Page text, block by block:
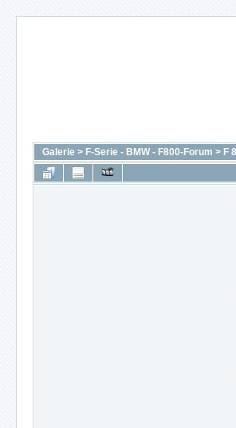
Galerie > F-Serie - BMW - F800-Forum > F